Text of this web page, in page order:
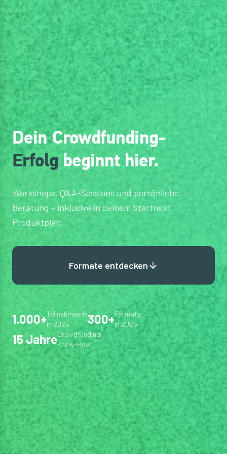
Dein Crowdfunding-
Erfolg beginnt hier.
Workshops, Q&A-Sessions und persönliche
Beratung – inklusive in deinem Startnext
Produktplan.
Formate entdecken
1.000+Teilnehmende
in 2025
300+Formate
in 2025
15 JahreCrowdfunding
Know-How